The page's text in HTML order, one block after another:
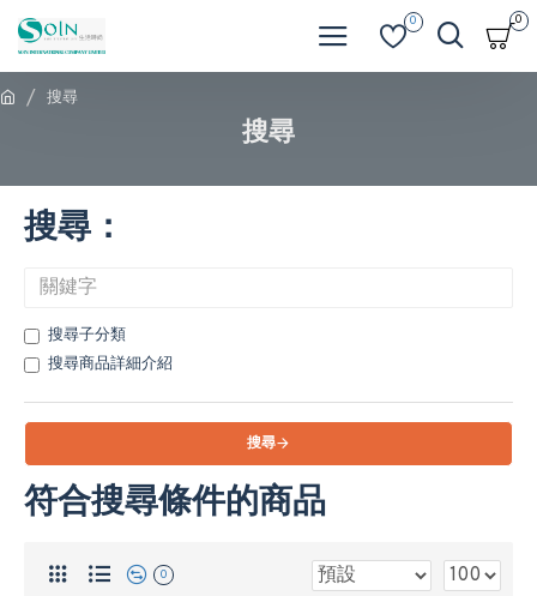
0 0
搜尋
搜尋
搜尋：
搜尋子分類
搜尋商品詳細介紹
搜尋
符合搜尋條件的商品
0